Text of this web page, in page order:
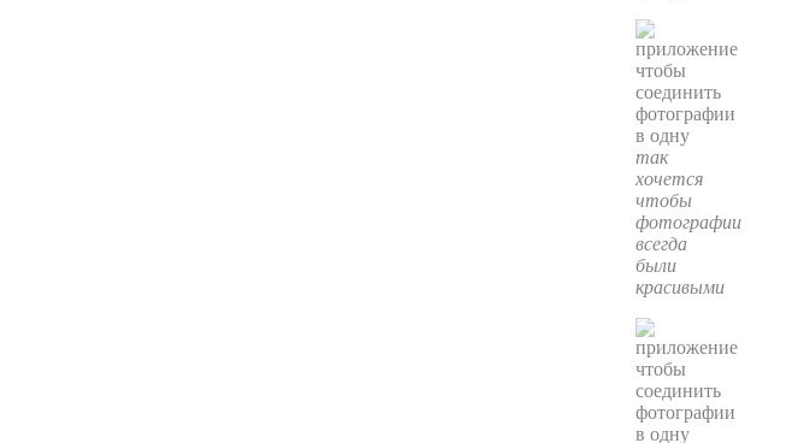
так
хочется
чтобы
фотографии
всегда
были
красивыми